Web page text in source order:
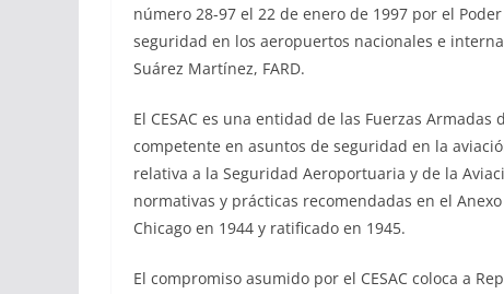
número 28-97 el 22 de enero de 1997 por el
seguridad en los aeropuertos nacionales e
Suárez Martínez, FARD.
El CESAC es una entidad de las Fuerzas
competente en asuntos de seguridad en la
relativa a la Seguridad Aeroportuaria y de la
normativas y prácticas recomendadas en el
Chicago en 1944 y ratificado en 1945.
El compromiso asumido por el CESAC coloca a